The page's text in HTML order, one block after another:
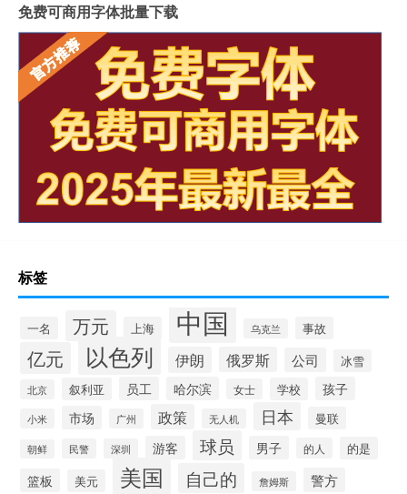
免费可商用字体批量下载
标签
一名 万元 上海 中国 乌克兰 事故
亿元 以色列 伊朗 俄罗斯 公司 冰雪
北京 叙利亚 员工 哈尔滨 女士 学校 孩子
小米 市场 广州 政策 无人机 日本 曼联
朝鲜 民警 深圳 游客 球员 男子 的人 的是
篮板 美元 美国 自己的 詹姆斯 警方